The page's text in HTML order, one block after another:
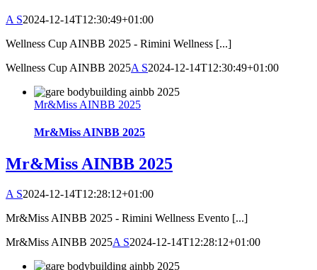
A S2024-12-14T12:30:49+01:00
Wellness Cup AINBB 2025 - Rimini Wellness [...]
Wellness Cup AINBB 2025A S2024-12-14T12:30:49+01:00
Mr&Miss AINBB 2025
Mr&Miss AINBB 2025
Mr&Miss AINBB 2025
A S2024-12-14T12:28:12+01:00
Mr&Miss AINBB 2025 - Rimini Wellness Evento [...]
Mr&Miss AINBB 2025A S2024-12-14T12:28:12+01:00